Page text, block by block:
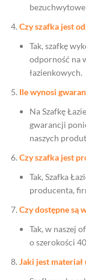
Czy szafka jest
Tak, szafkę
odporność na
łazienkowych.
Ile wynosi
Na Szafkę
gwarancji
naszych
Czy szafka jest
Tak, Szafka
producenta,
Czy dostępne są
Tak, w naszej
o szerokości
Jaki jest